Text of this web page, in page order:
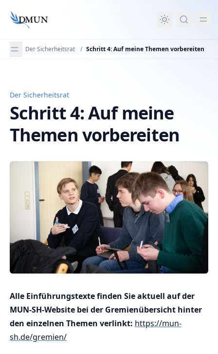
content
Der Sicherheitsrat / Schritt 4: Auf meine Themen vorbereiten
Schritt 4: Auf meine Themen vorbereiten
Der Sicherheitsrat
Schritt 4: Auf meine
Themen vorbereiten
Alle Einführungstexte finden Sie aktuell auf der
MUN-SH-Website bei der Gremienübersicht hinter
den einzelnen Themen verlinkt: https://mun-
sh.de/gremien/